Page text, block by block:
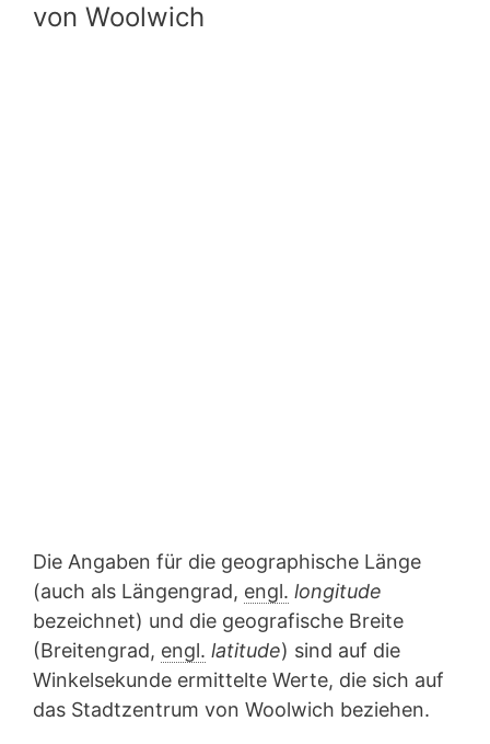
von Woolwich
Die Angaben für die geographische Länge
(auch als Längengrad, engl. longitude
bezeichnet) und die geografische Breite
(Breitengrad, engl. latitude) sind auf die
Winkelsekunde ermittelte Werte, die sich auf
das Stadtzentrum von Woolwich beziehen.